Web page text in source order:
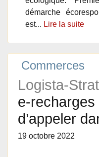
démarche
est... Lire la suite
Commerces
Logista-
e-
d’appeler
19 octobre 2022